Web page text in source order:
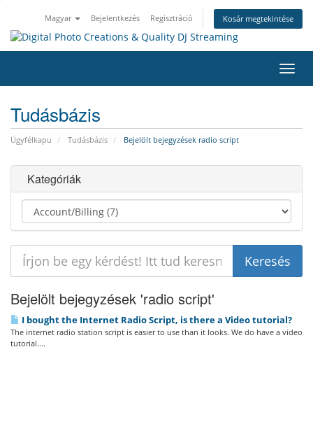
Magyar Bejelentkezés Regisztráció Kosár megtekintése
a
Tudásbázis
Ügyfélkapu Tudásbázis Bejelölt bejegyzések radio script
Kategóriák
Bejelölt bejegyzések 'radio script'
I bought the Internet Radio Script, is there a Video tutorial?
The internet radio station script is easier to use than it looks. We do have a video
tutorial....